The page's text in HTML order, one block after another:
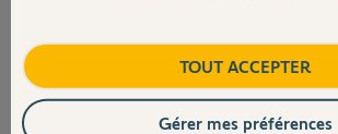
Participer au fil de
Réponses
TOUT ACCEPTER
Gérer mes préférences